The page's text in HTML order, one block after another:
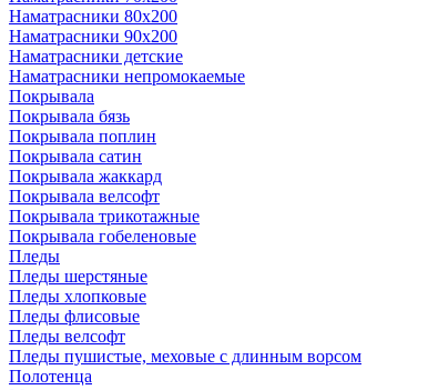
Наматрасники 80х200
Наматрасники 90х200
Наматрасники детские
Наматрасники непромокаемые
Покрывала
Покрывала бязь
Покрывала поплин
Покрывала сатин
Покрывала жаккард
Покрывала велсофт
Покрывала трикотажные
Покрывала гобеленовые
Пледы
Пледы шерстяные
Пледы хлопковые
Пледы флисовые
Пледы велсофт
Пледы пушистые, меховые с длинным ворсом
Полотенца